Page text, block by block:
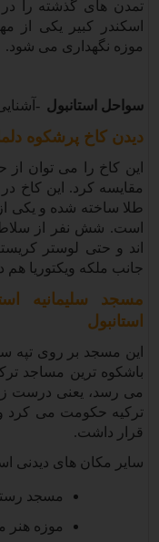
تمدن های گذشته را
اسکندر کبیر یکی از
موزه نگهداری می شود.
سواحل استانبول -
دیدن کاخ پرشکوه
این کاخ را می توان
طلا ساخته شده و یکی
است. شش نفر از
اند و حتی لوستر
جانب ملکه ویکتوریا
مسجد سلیمانیه
استانبول
این مسجد بر روی تپه
می رسد، یعنی درست
ترکیه حکومت می کرد و
قرار داشت.
سایر مکان های دیدنی
مسجد
موزه هنر